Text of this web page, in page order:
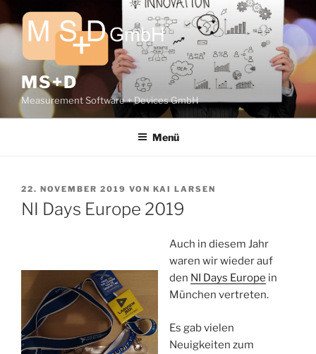
Inhalt
springen
MS+D
Measurement Software + Devices GmbH
Menü
VERÖFFENTLICHT
AM
22. NOVEMBER 2019 VON KAI LARSEN
NI Days Europe 2019
Auch in diesem Jahr
waren wir wieder auf
den NI Days Europe in
München vertreten.
Es gab vielen
Neuigkeiten zum